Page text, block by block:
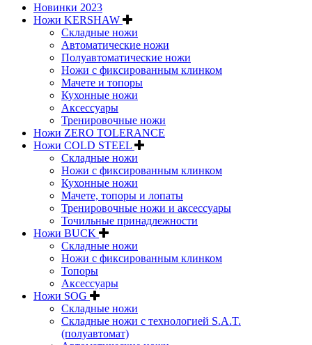
Новинки 2023
Ножи KERSHAW
Складные ножи
Автоматические ножи
Полуавтоматические ножи
Ножи с фиксированным клинком
Мачете и топоры
Кухонные ножи
Аксессуары
Тренировочные ножи
Ножи ZERO TOLERANCE
Ножи COLD STEEL
Складные ножи
Ножи с фиксированным клинком
Кухонные ножи
Мачете, топоры и лопаты
Тренировочные ножи и аксессуары
Точильные принадлежности
Ножи BUCK
Складные ножи
Ножи с фиксированным клинком
Топоры
Аксессуары
Ножи SOG
Складные ножи
Складные ножи с технологией S.A.T.
(полуавтомат)